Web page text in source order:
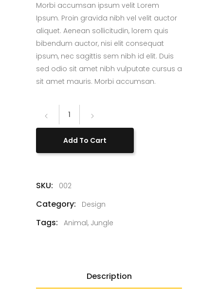
Morbi accumsan ipsum velit Lorem
Ipsum. Proin gravida nibh vel velit auctor
aliquet. Aenean sollicitudin, lorem quis
bibendum auctor, nisi elit consequat
ipsum, nec sagittis sem nibh id elit. Duis
sed odio sit amet nibh vulputate cursus a
sit amet mauris. Morbi accumsan.
quantity
Add To Cart
SKU: 002
Category: Design
Tags: Animal, Jungle
Description